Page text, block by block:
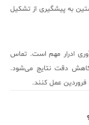
به پیشگیری از تشکیل
ادرار مهم است. تماس
کاهش دقت نتایج می‌شود.
فروردین عمل کنند.